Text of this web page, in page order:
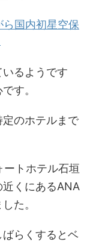
国内初星空保
るようです
す。
のホテルまで
トホテル石垣
くにあるANA
た。
らくするとベ